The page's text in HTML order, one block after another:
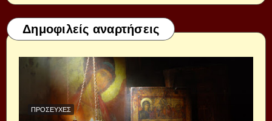
Δημοφιλείς αναρτήσεις
ΠΡΟΣΕΥΧΈΣ